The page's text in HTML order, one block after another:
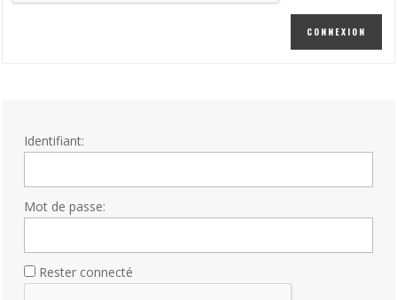
CONNEXION
Identifiant:
Mot de passe:
Rester connecté